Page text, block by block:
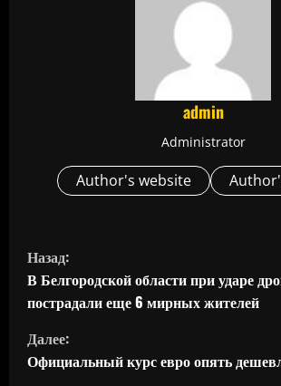
admin
Administrator
Author's website
П
р
о
д
Назад:
В Белгородской области при ударе
пострадали еще 6 мирных жителей
Далее:
Официальный курс евро опять